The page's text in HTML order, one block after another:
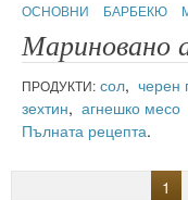
ОСНОВНИ
БАРБЕКЮ
Мариновано
ПРОДУКТИ: сол, черен
зехтин, агнешко месо
Пълната рецепта.
1